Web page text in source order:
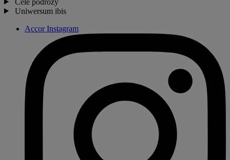
Uniwersum ibis
Accor Instagram